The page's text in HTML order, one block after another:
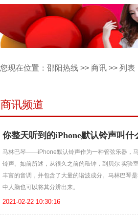
您现在位置： 邵阳热线 >> 商讯 >> 列表
商讯频道
你整天听到的iPhone默认铃声叫什
马林巴琴——iPhone默认铃声作为一种管弦乐器，
铃声。如前所述，从很久之前的敲钟，到贝尔 实验
丰富的音调，并包含了大量的谐波成分。马林巴琴
中人脑也可以将其分辨出来。
2021-02-22 10:30:16